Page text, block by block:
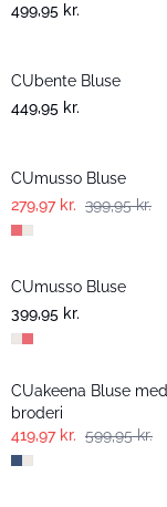
499,95 kr.
Nyhed
CUbente Bluse
449,95 kr.
CUmusso Bluse
279,97 kr. 399,95 kr.
CUmusso Bluse
399,95 kr.
-30%
CUakeena Bluse med
broderi
419,97 kr. 599,95 kr.
-50%